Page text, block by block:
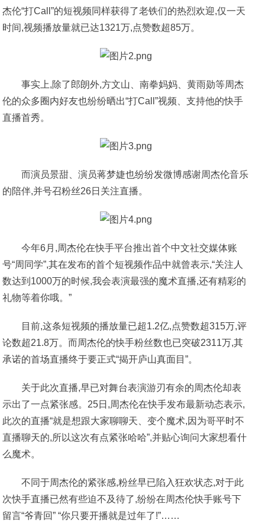
杰伦“打Call”的短视频同样获得了老铁们的热烈欢迎,仅一天
时间,视频播放量就已达1321万,点赞数超85万。
事实上,除了郎朗外,方文山、南拳妈妈、黄雨勋等周杰
伦的众多圈内好友也纷纷晒出“打Call”视频、支持他的快手
直播首秀。
而演员景甜、演员蒋梦婕也纷纷发微博感谢周杰伦音乐
的陪伴,并号召粉丝26日关注直播。
今年6月,周杰伦在快手平台推出首个中文社交媒体账
号“周同学”,其在发布的首个短视频作品中就曾表示,“关注人
数达到1000万的时候,我会表演最强的魔术直播,还有精彩的
礼物等着你哦。”
目前,这条短视频的播放量已超1.2亿,点赞数超315万,评
论数超21.8万。而周杰伦的快手粉丝数也已突破2311万,其
承诺的首场直播终于要正式“揭开庐山真面目”。
关于此次直播,早已对舞台表演游刃有余的周杰伦却表
示出了一点紧张感。25日,周杰伦在快手发布最新动态表示,
此次的直播“就是想跟大家聊聊天、变个魔术,因为哥平时不
直播聊天的,所以这次有点紧张哈哈”,并贴心询问大家想看什
么魔术。
不同于周杰伦的紧张感,粉丝早已陷入狂欢状态,对于此
次快手直播已然有些迫不及待了,纷纷在周杰伦快手账号下
留言“爷青回” “你只要开播就是过年了!”……